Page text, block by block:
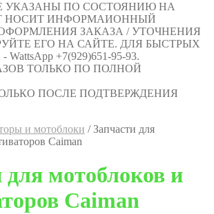
УКАЗАНЫ ПО СОСТОЯНИЮ НА
НОСИТ ИНФОРМАИОННЫЙ
ЗАКАЗА / УТОЧНЕНИЯ
ЕГО НА САЙТЕ. ДЛЯ БЫСТРЫХ
+7(929)651-95-93.
ТОЛЬКО ПО ПОЛНОЙ
ПОСЛЕ ПОДТВЕРЖДЕНИЯ
и мотоблоки /Запчасти для
Caiman
для мотоблоков и
Caiman